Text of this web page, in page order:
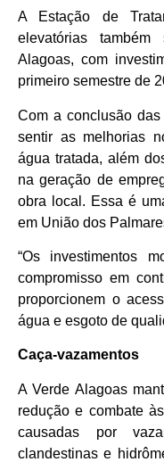
A Estação de
elevatórias
Alagoas, com
primeiro semestre de
Com a conclusão
sentir as melhorias
água tratada, além
na geração de
obra local. Essa é
em União dos
“Os investimentos
compromisso em
proporcionem o
água e esgoto de
Caça-vazamentos
A Verde Alagoas
redução e combate
causadas por
clandestinas e